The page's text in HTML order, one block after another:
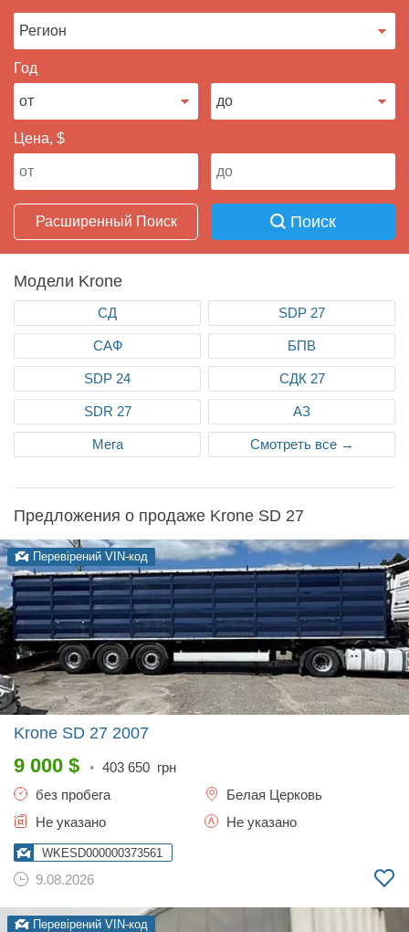
Год
Цена, $
Расширенный Поиск Поиск
Модели Krone
СД SDP 27
САФ БПВ
SDP 24 СДК 27
SDR 27 АЗ
Мега Смотреть все →
Предложения о продаже Krone SD 27
Перевірений VIN-код
Krone SD 27 2007
9 000 $ • 403 650 грн
без пробега
Белая Церковь
Не указано
Не указано
WKESD000000373561
9.08.2026
Перевірений VIN-код